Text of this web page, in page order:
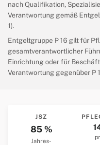
nach Qualifikation,
Verantwortung gemäß
1).
Entgeltgruppe P 16 gilt für
gesamtverantwortlicher
Einrichtung oder für
Verantwortung gegenüber P
JSZ
85 %
Jahres­